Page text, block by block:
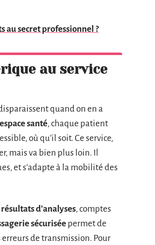
au secret professionnel ?
au service
quand on en a
santé, chaque patient
où qu’il soit. Ce service,
mais va bien plus loin. Il
et s’adapte à la mobilité des
résultats d’analyses, comptes
sécurisée permet de
de transmission. Pour